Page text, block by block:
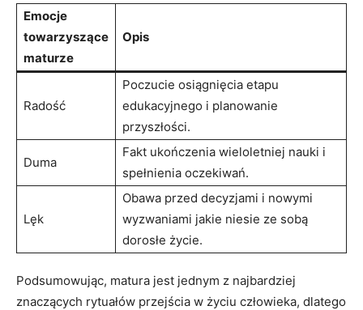
Emocje
towarzyszące
maturze
Opis
Radość
Poczucie osiągnięcia etapu
edukacyjnego i planowanie
przyszłości.
Duma
Fakt ukończenia wieloletniej nauki i
⁣spełnienia oczekiwań.
Lęk
Obawa przed decyzjami i nowymi
wyzwaniami jakie niesie ze sobą
dorosłe życie.
Podsumowując, matura jest jednym z najbardziej
znaczących rytuałów przejścia w ⁤życiu człowieka, ⁣dlatego‍